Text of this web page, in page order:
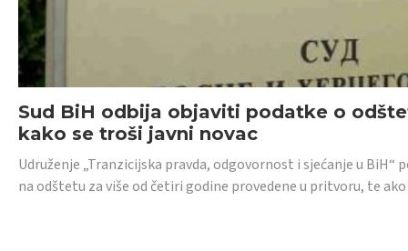
Sud BiH odbija objaviti podatke o
kako se troši javni novac
Udruženje „Tranzicijska pravda, odgovornost i sjećanje u
na odštetu za više od četiri godine provedene u pritvoru, te